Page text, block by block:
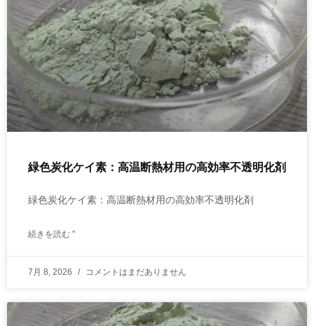
緑色炭化ケイ素：高温断熱材用の高効率不透明化剤
緑色炭化ケイ素：高温断熱材用の高効率不透明化剤
続きを読む "
7月 8, 2026 コメントはまだありません